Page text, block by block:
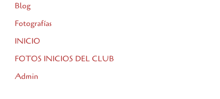
Blog
Fotografías
INICIO
FOTOS INICIOS DEL CLUB
Admin